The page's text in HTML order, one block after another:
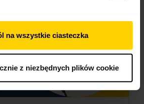
na wszystkie ciasteczka
z niezbędnych plików cookie